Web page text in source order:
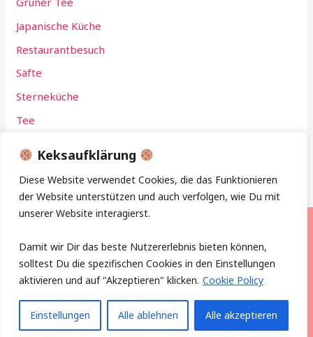
Keksaufklärung
Diese Website verwendet Cookies, die das Funktionieren
der Website unterstützen und auch verfolgen, wie Du mit
unserer Website interagierst.
Damit wir Dir das beste Nutzererlebnis bieten können,
solltest Du die spezifischen Cookies in den Einstellungen
aktivieren und auf "Akzeptieren" klicken. Cookie Policy
Einstellungen Alle ablehnen Alle akzeptieren
Japanische Küche
Restaurantbesuch
Säfte
Sterneküche
Tee
Copyright © 2026 neuetrinkkultur.de
Büro für kulinarische Angelegenheiten
Holsteinische Str. 60, 12163 Berlin | Email:
post@neuetrinkkultur.de |Impressum